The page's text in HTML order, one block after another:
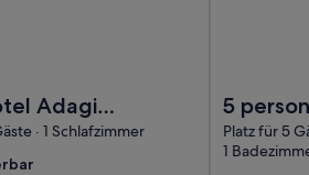
Adagio
· 1 Schlafzimmer
5
building
Platz für 5
1